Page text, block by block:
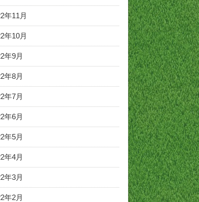
年11月
年10月
年9月
年8月
年7月
年6月
年5月
年4月
年3月
年2月